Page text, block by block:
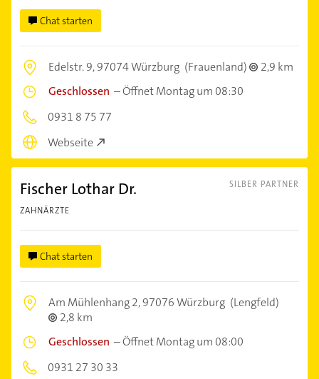
Chat starten
Edelstr. 9,97074 Würzburg (Frauenland)
2,9 km
Geschlossen –Öffnet Montag um 08:30
0931 8 75 77
Webseite
SILBER PARTNER
Fischer Lothar Dr.
ZAHNÄRZTE
Chat starten
Am Mühlenhang 2,97076 Würzburg (Lengfeld)
2,8 km
Geschlossen –Öffnet Montag um 08:00
0931 27 30 33